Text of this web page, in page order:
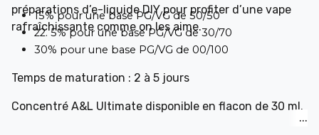
préparations d’e-liquide DIY pour profiter d’une vape
rafraîchissante comme on les aime.
15% pour une base PG/VG de 50/50
22. 5% pour une base PG/VG de 30/70
30% pour une base PG/VG de 00/100
Temps de maturation : 2 à 5 jours
Concentré A&L Ultimate disponible en flacon de 30 ml.